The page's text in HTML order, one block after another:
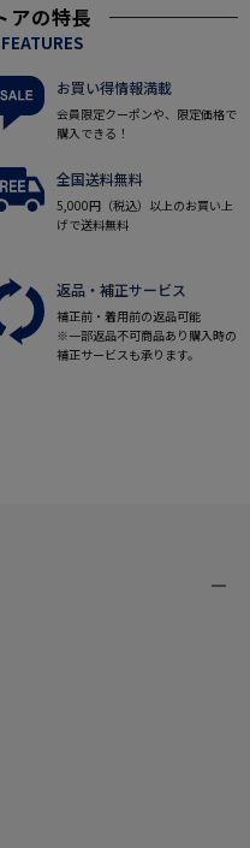
アの特長
お買い得情報満載
会員限定クーポンや、限定価格で
購入できる！
全国送料無料
5,000円（税込）以上のお買い上
げで送料無料
返品・補正サービス
補正前・着用前の返品可能
※一部返品不可商品あり購入時の
補正サービスも承ります。